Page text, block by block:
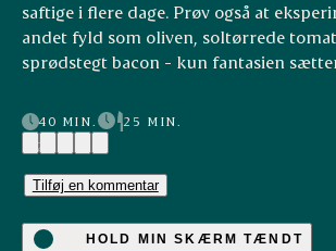
saftige i flere dage. Prøv også at
andet fyld som oliven, soltørrede
sprødstegt bacon - kun fantasien
40 MIN.
25 MIN.
(2)
Tilføj en kommentar
HOLD MIN SKÆRM TÆNDT